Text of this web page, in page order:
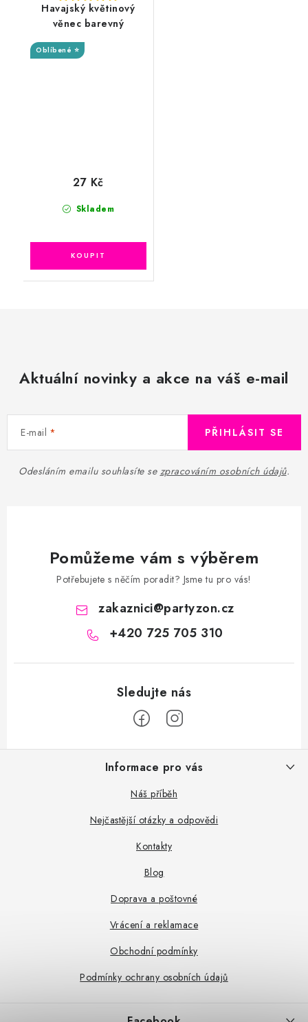
Havajský květinový
věnec barevný
Oblíbené ⭐
Skladem
27 Kč
Aktuální novinky a akce na váš e-mail
E-mail
Odesláním emailu souhlasíte se zpracováním osobních údajů.
PŘIHLÁSIT SE
Pomůžeme vám s výběrem
Potřebujete s něčím poradit? Jsme tu pro vás!
zakaznici@partyzon.cz
+420 725 705 310
Z
Informace pro vás
Náš příběh
Nejčastější otázky a odpovědi
Kontakty
Blog
Doprava a poštovné
Vrácení a reklamace
Obchodní podmínky
Podmínky ochrany osobních údajů